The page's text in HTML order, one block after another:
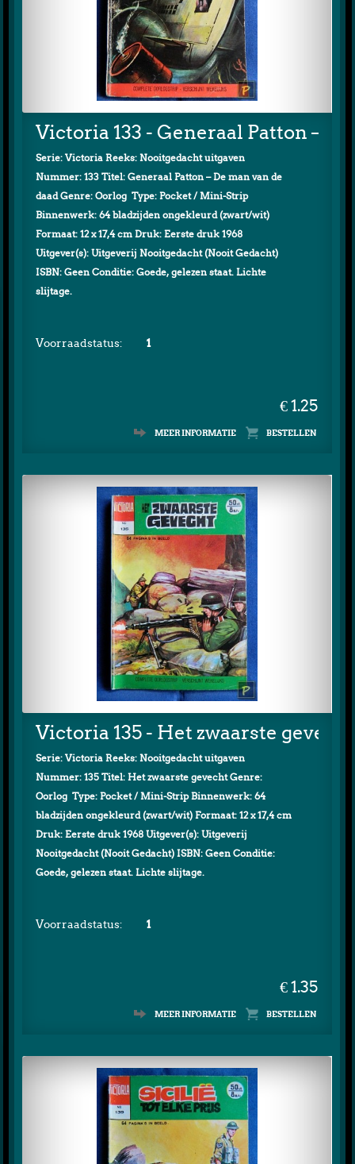
Victoria 133 - Generaal Patton –
€ 1.25
Serie: Victoria Reeks: Nooitgedacht uitgaven
Nummer: 133 Titel: Generaal Patton – De man van de
daad Genre: Oorlog Type: Pocket / Mini-Strip
Binnenwerk: 64 bladzijden ongekleurd (zwart/wit)
Formaat: 12 x 17,4 cm Druk: Eerste druk 1968
Uitgever(s): Uitgeverij Nooitgedacht (Nooit Gedacht)
ISBN: Geen Conditie: Goede, gelezen staat. Lichte
slijtage.
Voorraadstatus: 1
MEER INFORMATIE
Victoria 135 - Het zwaarste gevecht
€ 1.35
Serie: Victoria Reeks: Nooitgedacht uitgaven
Nummer: 135 Titel: Het zwaarste gevecht Genre:
Oorlog Type: Pocket / Mini-Strip Binnenwerk: 64
bladzijden ongekleurd (zwart/wit) Formaat: 12 x 17,4 cm
Druk: Eerste druk 1968 Uitgever(s): Uitgeverij
Nooitgedacht (Nooit Gedacht) ISBN: Geen Conditie:
Goede, gelezen staat. Lichte slijtage.
Voorraadstatus: 1
MEER INFORMATIE